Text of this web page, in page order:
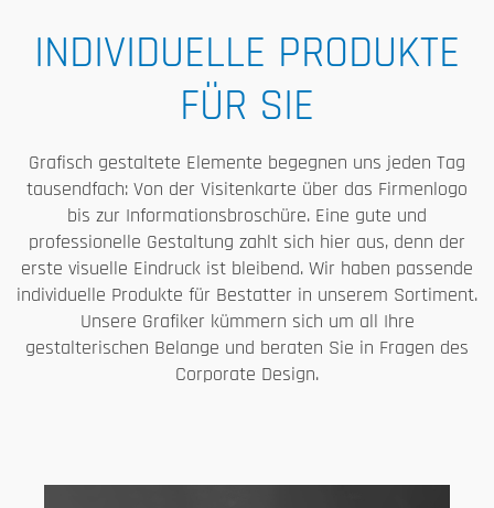
INDIVIDUELLE PRODUKTE
FÜR SIE
Grafisch gestaltete Elemente begegnen uns jeden Tag
tausendfach: Von der Visitenkarte über das Firmenlogo
bis zur Informationsbroschüre. Eine gute und
professionelle Gestaltung zahlt sich hier aus, denn der
erste visuelle Eindruck ist bleibend. Wir haben passende
individuelle Produkte für Bestatter in unserem Sortiment.
Unsere Grafiker kümmern sich um all Ihre
gestalterischen Belange und beraten Sie in Fragen des
Corporate Design.